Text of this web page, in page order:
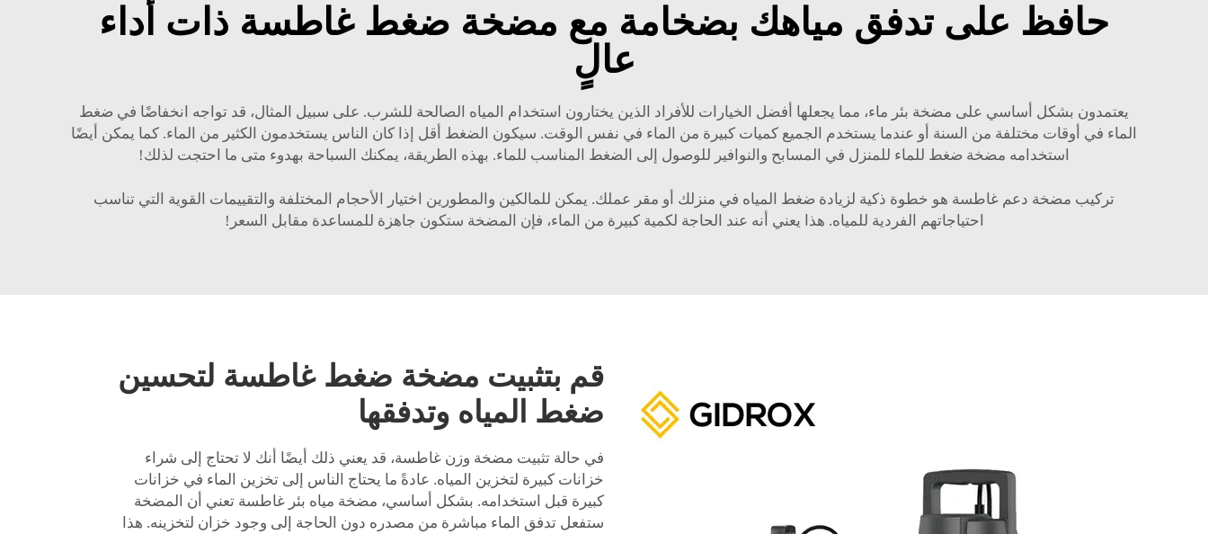
حافظ على تدفق مياهك بضخامة مع مضخة ضغط غاطسة ذات أداء
عالٍ
يعتمدون بشكل أساسي على مضخة بئر ماء، مما يجعلها أفضل الخيارات للأفراد الذين يختارون استخدام المياه الصالحة للشرب. على سبيل المثال، قد تواجه انخفاضًا في ضغط
الماء في أوقات مختلفة من السنة أو عندما يستخدم الجميع كميات كبيرة من الماء في نفس الوقت. سيكون الضغط أقل إذا كان الناس يستخدمون الكثير من الماء. كما يمكن أيضًا
استخدامه مضخة ضغط للماء للمنزل في المسابح والنوافير للوصول إلى الضغط المناسب للماء. بهذه الطريقة، يمكنك السباحة بهدوء متى ما احتجت لذلك!
تركيب مضخة دعم غاطسة هو خطوة ذكية لزيادة ضغط المياه في منزلك أو مقر عملك. يمكن للمالكين والمطورين اختيار الأحجام المختلفة والتقييمات القوية التي تناسب
احتياجاتهم الفردية للمياه. هذا يعني أنه عند الحاجة لكمية كبيرة من الماء، فإن المضخة ستكون جاهزة للمساعدة مقابل السعر!
قم بتثبيت مضخة ضغط غاطسة لتحسين
ضغط المياه وتدفقها
في حالة تثبيت مضخة وزن غاطسة، قد يعني ذلك أيضًا أنك لا تحتاج إلى شراء
خزانات كبيرة لتخزين المياه. عادةً ما يحتاج الناس إلى تخزين الماء في خزانات
كبيرة قبل استخدامه. بشكل أساسي، مضخة مياه بئر غاطسة تعني أن المضخة
ستفعل تدفق الماء مباشرة من مصدره دون الحاجة إلى وجود خزان لتخزينه. هذا